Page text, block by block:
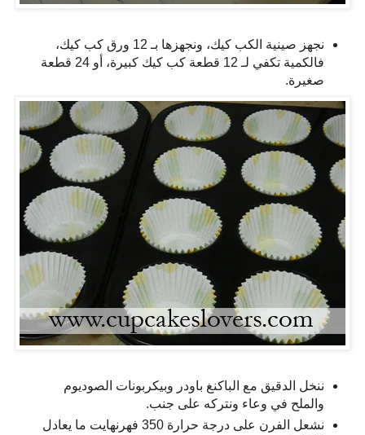
نجهز صينية الكب كيك، ونجهزها بـ 12 ورق كب كيك،
فالكمية تكفي لـ 12 قطعة كب كيك كبيرة، أو 24 قطعة
صغيرة.
ننخل الدقيق مع الباكنغ باودر وبيكربونات الصوديوم
والملح في وعاء ونتركه على جنب.
نشعل الفرن على درجة حرارة 350 فهرنهايت ما يعادل